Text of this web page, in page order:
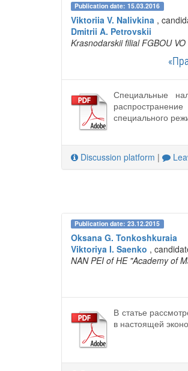
Publication date: 15.03.2016
Viktoriia V. Nalivkina ,
Dmitrii A. Petrovskii
Krasnodarskii filial FGBOU
Специальные
специального
Discussion platform |
Publication date: 23.12.2015
Oksana G. Tonkoshkuraia
Viktoriya I. Saenko ,
NAN PEI of HE "Academy of
В статье
в настоящей